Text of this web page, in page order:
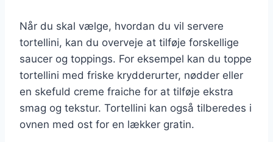
Når du skal vælge, hvordan du vil servere
tortellini, kan du overveje at tilføje forskellige
saucer og toppings. For eksempel kan du toppe
tortellini med friske krydderurter, nødder eller
en skefuld creme fraiche for at tilføje ekstra
smag og tekstur. Tortellini kan også tilberedes i
ovnen med ost for en lækker gratin.